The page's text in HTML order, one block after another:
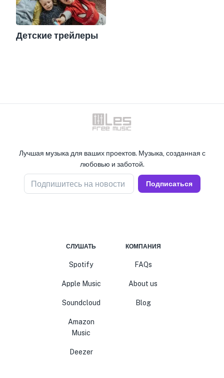
Детские трейлеры
Лучшая музыка для ваших проектов. Музыка, созданная с
любовью и заботой.
Подпишитесь на новости Подписаться
СЛУШАТЬ
Spotify
Apple Music
Soundcloud
Amazon
Music
Deezer
КОМПАНИЯ
FAQs
About us
Blog